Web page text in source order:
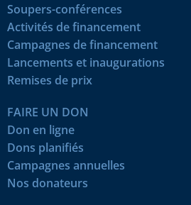
Soupers-conférences
Activités de financement
Campagnes de financement
Lancements et inaugurations
Remises de prix
FAIRE UN DON
Don en ligne
Dons planifiés
Campagnes annuelles
Nos donateurs